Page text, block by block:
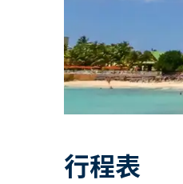
行程表